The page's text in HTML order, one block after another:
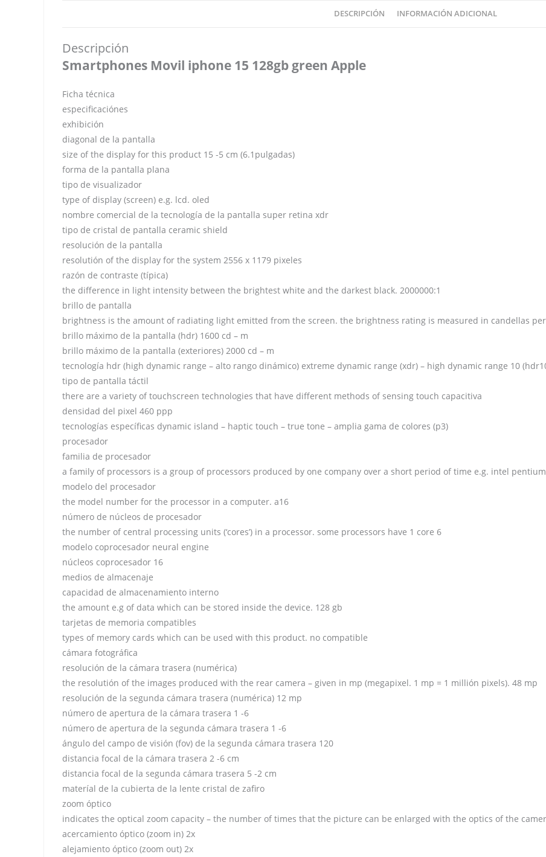
DESCRIPCIÓN INFORMACIÓN ADICIONAL
Descripción
Smartphones Movil iphone 15 128gb green Apple
Ficha técnica
especificaciónes
exhibición
diagonal de la pantalla
size of the display for this product 15 -5 cm (6.1pulgadas)
forma de la pantalla plana
tipo de visualizador
type of display (screen) e.g. lcd. oled
nombre comercial de la tecnología de la pantalla super retina xdr
tipo de cristal de pantalla ceramic shield
resolución de la pantalla
resolutión of the display for the system 2556 x 1179 pixeles
razón de contraste (típica)
the difference in light intensity between the brightest white and the darkest black. 2000000:1
brillo de pantalla
brightness is the amount of radiating light emitted from the screen. the brightness rating is measured in candellas
brillo máximo de la pantalla (hdr) 1600 cd – m
brillo máximo de la pantalla (exteriores) 2000 cd – m
tecnología hdr (high dynamic range – alto rango dinámico) extreme dynamic range (xdr) – high dynamic range 10
tipo de pantalla táctil
there are a variety of touchscreen technologies that have different methods of sensing touch capacitiva
densidad del pixel 460 ppp
tecnologías específicas dynamic island – haptic touch – true tone – amplia gama de colores (p3)
procesador
familia de procesador
a family of processors is a group of processors produced by one company over a short period of time e.g. intel
modelo del procesador
the model number for the processor in a computer. a16
número de núcleos de procesador
the number of central processing units (‘cores’) in a processor. some processors have 1 core 6
modelo coprocesador neural engine
núcleos coprocesador 16
medios de almacenaje
capacidad de almacenamiento interno
the amount e.g of data which can be stored inside the device. 128 gb
tarjetas de memoria compatibles
types of memory cards which can be used with this product. no compatible
cámara fotográfica
resolución de la cámara trasera (numérica)
the resolutión of the images produced with the rear camera – given in mp (megapixel. 1 mp = 1 millión pixels). 48 mp
resolución de la segunda cámara trasera (numérica) 12 mp
número de apertura de la cámara trasera 1 -6
número de apertura de la segunda cámara trasera 1 -6
ángulo del campo de visión (fov) de la segunda cámara trasera 120
distancia focal de la cámara trasera 2 -6 cm
distancia focal de la segunda cámara trasera 5 -2 cm
materíal de la cubierta de la lente cristal de zafiro
zoom óptico
indicates the optical zoom capacity – the number of times that the picture can be enlarged with the optics of the
acercamiento óptico (zoom in) 2x
alejamiento óptico (zoom out) 2x